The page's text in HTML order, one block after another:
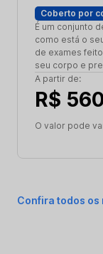
Coberto por
É um conjunto
como está o
de exames
seu corpo e
A partir de:
R$
O valor pode
Confira todos os